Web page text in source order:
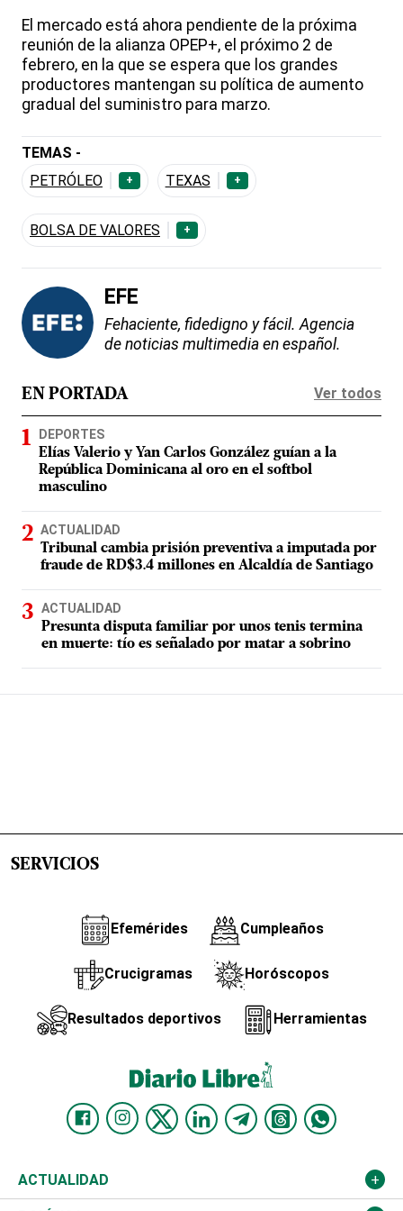
El mercado está ahora pendiente de la próxima
reunión de la alianza OPEP+, el próximo 2 de
febrero, en la que se espera que los grandes
productores mantengan su política de aumento
gradual del suministro para marzo.
TEMAS -
PETRÓLEO
+ TEXAS +
BOLSA DE VALORES +
EFE
Fehaciente, fidedigno y fácil. Agencia
de noticias multimedia en español.
EN PORTADA Ver todos
DEPORTES
Elías Valerio y Yan Carlos González guían a la
República Dominicana al oro en el softbol
masculino
ACTUALIDAD
Tribunal cambia prisión preventiva a imputada por
fraude de RD$3.4 millones en Alcaldía de Santiago
ACTUALIDAD
Presunta disputa familiar por unos tenis termina
en muerte: tío es señalado por matar a sobrino
SERVICIOS
Efemérides Cumpleaños
Crucigramas Horóscopos
Resultados deportivos Herramientas
ACTUALIDAD